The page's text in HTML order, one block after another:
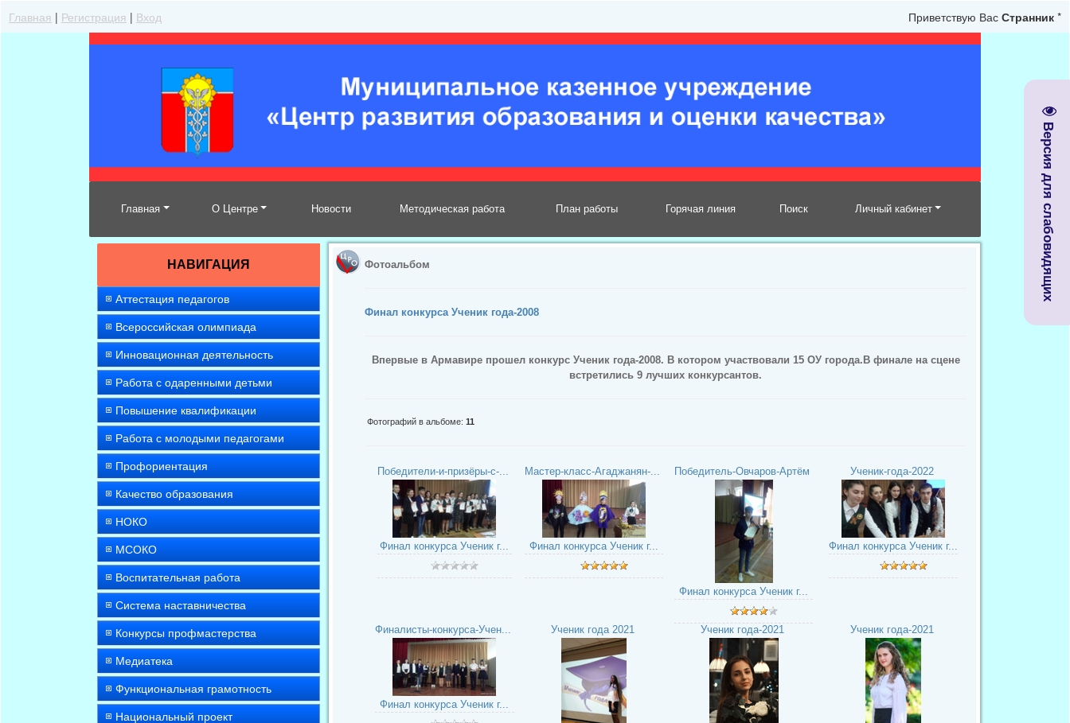
Версия для слабовидящих
Главная | Регистрация | Вход Приветствую Вас Странник *
Главная О Центре Новости Методическая работа План работы Горячая линия Поиск Личный кабинет
НАВИГАЦИЯ
Аттестация педагогов
Всероссийская олимпиада
Инновационная деятельность
Работа с одаренными детьми
Повышение квалификации
Работа с молодыми педагогами
Профориентация
Качество образования
НОКО
МСОКО
Воспитательная работа
Система наставничества
Конкурсы профмастерства
Медиатека
Функциональная грамотность
Национальный проект
Фотоальбом
Финал конкурса Ученик года-2008
Впервые в Армавире прошел конкурс Ученик года-2008. В котором участвовали 15 ОУ города.В финале на сцене
встретились 9 лучших конкурсантов.
Фотографий в альбоме: 11
Победители-и-призёры-с-...
Финал конкурса Ученик г...
Мастер-класс-Агаджанян-...
Финал конкурса Ученик г...
Победитель-Овчаров-Артём
Финал конкурса Ученик г...
Ученик-года-2022
Финал конкурса Ученик г...
Финалисты-конкурса-Учен...
Финал конкурса Ученик г...
Ученик года 2021 Ученик года-2021 Ученик года-2021